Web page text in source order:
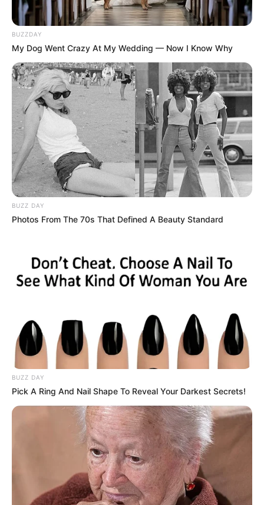
BUZZDAY
My Dog Went Crazy At My Wedding — Now I Know Why
BUZZ DAY
Photos From The 70s That Defined A Beauty Standard
BUZZ DAY
Pick A Ring And Nail Shape To Reveal Your Darkest Secrets!